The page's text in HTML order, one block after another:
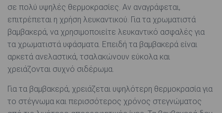
σε πολύ υψηλές θερμοκρασίες. Αν αναγράφεται,
επιτρέπεται η χρήση λευκαντικού. Για τα χρωματιστά
βαμβακερά, να χρησιμοποιείτε λευκαντικό ασφαλές για
τα χρωματιστά υφάσματα. Επειδή τα βαμβακερά είναι
αρκετά ανελαστικά, τσαλακώνουν εύκολα και
χρειάζονται συχνό σιδέρωμα.
Για τα βαμβακερά, χρειάζεται υψηλότερη θερμοκρασία για
το στέγνωμα και περισσότερος χρόνος στεγνώματος